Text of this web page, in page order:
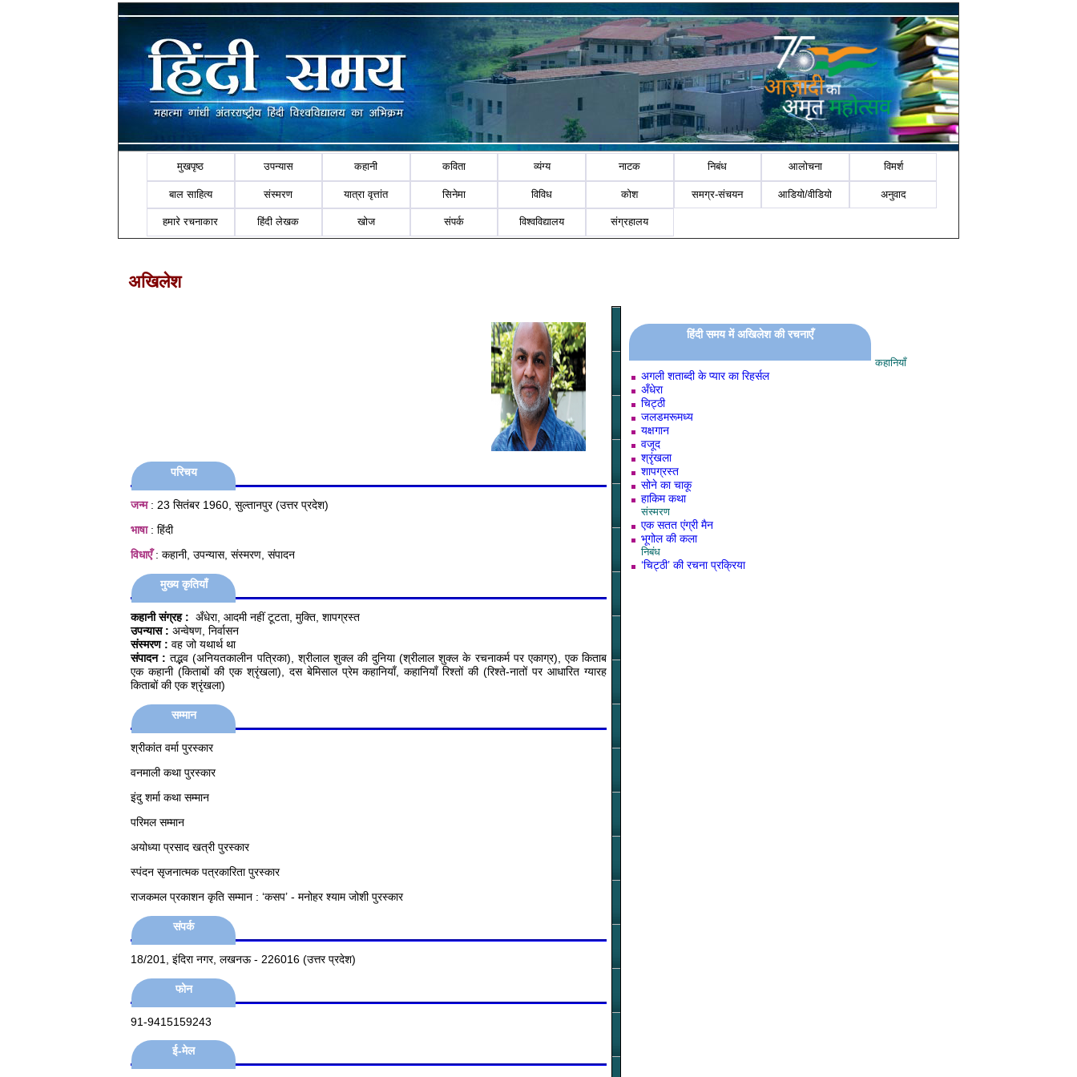
मुखपृष्ठ उपन्यास कहानी कविता व्यंग्य नाटक निबंध आलोचना विमर्श
बाल साहित्य संस्मरण यात्रा वृत्तांत सिनेमा विविध कोश समग्र-संचयन आडियो/वीडियो अनुवाद
हमारे रचनाकार हिंदी लेखक खोज संपर्क विश्वविद्यालय संग्रहालय
अखिलेश
परिचय
जन्म: 23 सितंबर 1960, सुल्तानपुर (उत्तर प्रदेश)
भाषा: हिंदी
विधाएँ: कहानी, उपन्यास, संस्मरण, संपादन
मुख्य कृतियाँ
कहानी संग्रह : अँधेरा, आदमी नहीं टूटता, मुक्ति, शापग्रस्त
उपन्यास : अन्वेषण, निर्वासन
संस्मरण : वह जो यथार्थ था
संपादन : तद्भव (अनियतकालीन पत्रिका), श्रीलाल शुक्ल की दुनिया (श्रीलाल शुक्ल के रचनाकर्म पर एकाग्र), एक किताब
एक कहानी (किताबों की एक श्रृंखला), दस बेमिसाल प्रेम कहानियाँ, कहानियाँ रिश्तों की (रिश्ते-नातों पर आधारित ग्यारह
किताबों की एक श्रृंखला)
सम्मान
श्रीकांत वर्मा पुरस्कार
वनमाली कथा पुरस्कार
इंदु शर्मा कथा सम्मान
परिमल सम्मान
अयोध्या प्रसाद खत्री पुरस्कार
स्पंदन सृजनात्मक पत्रकारिता पुरस्कार
राजकमल प्रकाशन कृति सम्मान : ‘कसप’ - मनोहर श्याम जोशी पुरस्कार
संपर्क
18/201, इंदिरा नगर, लखनऊ - 226016 (उत्तर प्रदेश)
फोन
91-9415159243
ई-मेल
हिंदी समय में अखिलेश की रचनाएँ
कहानियाँ
अगली शताब्दी के प्यार का रिहर्सल
अँधेरा
चिट्ठी
जलडमरूमध्य
यक्षगान
वजूद
श्रृंखला
शापग्रस्त
सोने का चाकू
हाकिम कथा
संस्मरण
एक सतत एंग्री मैन
भूगोल की कला
निबंध
‘चिट्ठी’ की रचना प्रक्रिया